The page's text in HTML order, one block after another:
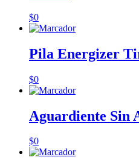
$0
Pila Energizer
$0
Aguardiente Sin
$0